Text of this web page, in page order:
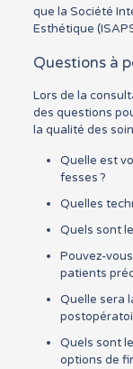
que la Société
Esthétique
Questions à
Lors de la
des questions
la qualité des
Quelle est
fesses ?
Quelles
Quels sont
Pouvez-
patients
Quelle sera
Quels sont
options de